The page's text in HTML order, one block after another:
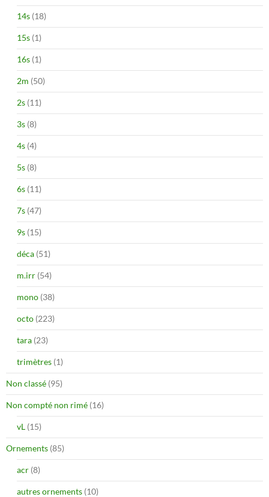
14s (18)
15s (1)
16s (1)
2m (50)
2s (11)
3s (8)
4s (4)
5s (8)
6s (11)
7s (47)
9s (15)
déca (51)
m.irr (54)
mono (38)
octo (223)
tara (23)
trimètres (1)
Non classé (95)
Non compté non rimé (16)
vL (15)
Ornements (85)
acr (8)
autres ornements (10)